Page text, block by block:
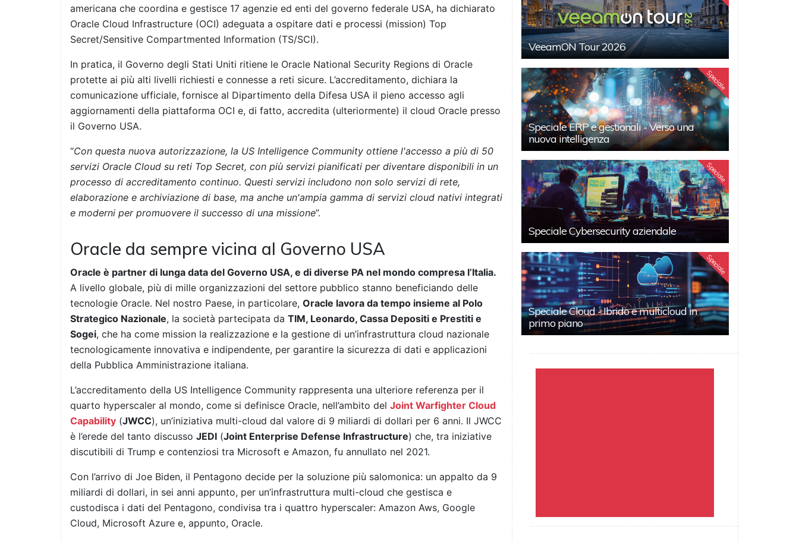
americana che coordina e gestisce 17 agenzie ed enti del governo federale USA, ha dichiarato
Oracle Cloud Infrastructure (OCI) adeguata a ospitare dati e processi (mission) Top
Secret/Sensitive Compartmented Information (TS/SCI).
In pratica, il Governo degli Stati Uniti ritiene le Oracle National Security Regions di Oracle
protette ai più alti livelli richiesti e connesse a reti sicure. L’accreditamento, dichiara la
comunicazione ufficiale, fornisce al Dipartimento della Difesa USA il pieno accesso agli
aggiornamenti della piattaforma OCI e, di fatto, accredita (ulteriormente) il cloud Oracle presso
il Governo USA.
“Con questa nuova autorizzazione, la US Intelligence Community ottiene l'accesso a più di 50
servizi Oracle Cloud su reti Top Secret, con più servizi pianificati per diventare disponibili in un
processo di accreditamento continuo. Questi servizi includono non solo servizi di rete,
elaborazione e archiviazione di base, ma anche un'ampia gamma di servizi cloud nativi integrati
e moderni per promuovere il successo di una missione”.
Oracle da sempre vicina al Governo USA
Oracle è partner di lunga data del Governo USA, e di diverse PA nel mondo compresa l’Italia.
A livello globale, più di mille organizzazioni del settore pubblico stanno beneficiando delle
tecnologie Oracle. Nel nostro Paese, in particolare, Oracle lavora da tempo insieme al Polo
Strategico Nazionale, la società partecipata da TIM, Leonardo, Cassa Depositi e Prestiti e
Sogei, che ha come mission la realizzazione e la gestione di un’infrastruttura cloud nazionale
tecnologicamente innovativa e indipendente, per garantire la sicurezza di dati e applicazioni
della Pubblica Amministrazione italiana.
L’accreditamento della US Intelligence Community rappresenta una ulteriore referenza per il
quarto hyperscaler al mondo, come si definisce Oracle, nell’ambito del Joint Warfighter Cloud
Capability (JWCC), un’iniziativa multi-cloud dal valore di 9 miliardi di dollari per 6 anni. Il JWCC
è l’erede del tanto discusso JEDI (Joint Enterprise Defense Infrastructure) che, tra iniziative
discutibili di Trump e contenziosi tra Microsoft e Amazon, fu annullato nel 2021.
Con l’arrivo di Joe Biden, il Pentagono decide per la soluzione più salomonica: un appalto da 9
miliardi di dollari, in sei anni appunto, per un’infrastruttura multi-cloud che gestisca e
custodisca i dati del Pentagono, condivisa tra i quattro hyperscaler: Amazon Aws, Google
Cloud, Microsoft Azure e, appunto, Oracle.
VeeamON Tour 2026
Speciale
Speciale ERP e gestionali - Verso una
nuova intelligenza
Speciale
Speciale Cybersecurity aziendale
Speciale
Speciale Cloud - Ibrido e multicloud in
primo piano